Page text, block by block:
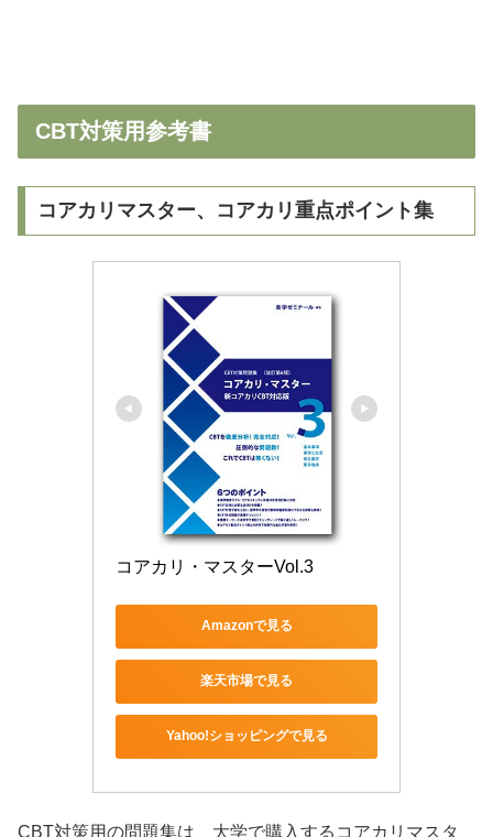
CBT対策用参考書
コアカリマスター、コアカリ重点ポイント集
コアカリ・マスターVol.3
Amazonで見る
楽天市場で見る
Yahoo!ショッピングで見る
CBT対策用の問題集は、大学で購入するコアカリマスタ